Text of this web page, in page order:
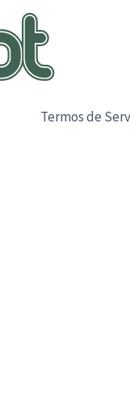
Termos de